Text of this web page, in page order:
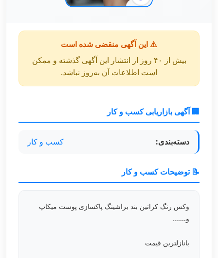
⚠️ این آگهی منقضی شده است
بیش از ۴۰ روز از انتشار این آگهی گذشته و ممکن
است اطلاعات آن به‌روز نباشد.
🏢 آگهی بازاریابی کسب و کار
دسته‌بندی: کسب و کار
📝 توضیحات کسب و کار
وکس رنگ کراتین بند براشینگ پاکسازی پوست میکاپ
و.......
بانازلترین قیمت